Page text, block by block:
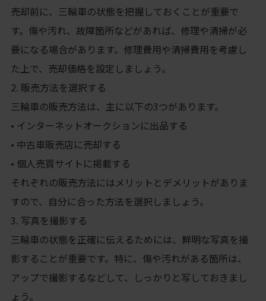
売却前に、三輪車の状態を把握しておくことが重要で
す。傷や汚れ、故障箇所などがあれば、修理や清掃が必
要になる場合があります。修理費用や清掃費用を考慮し
た上で、売却価格を設定しましょう。
2. 販売方法を選択する
三輪車の販売方法は、主に以下の3つがあります。
• インターネットオークションに出品する
• 中古車販売店に売却する
• 個人売買サイトに掲載する
それぞれの販売方法にはメリットとデメリットがありま
すので、自分に合った方法を選択しましょう。
3. 写真を撮影する
三輪車の状態を正確に伝えるためには、鮮明な写真を撮
影することが重要です。特に、傷や汚れがある箇所は、
アップで撮影するなどして、しっかりと写しておきまし
ょう。